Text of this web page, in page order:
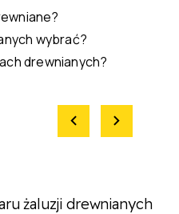
wybrać?
drewnianych?
żaluzji drewnianych